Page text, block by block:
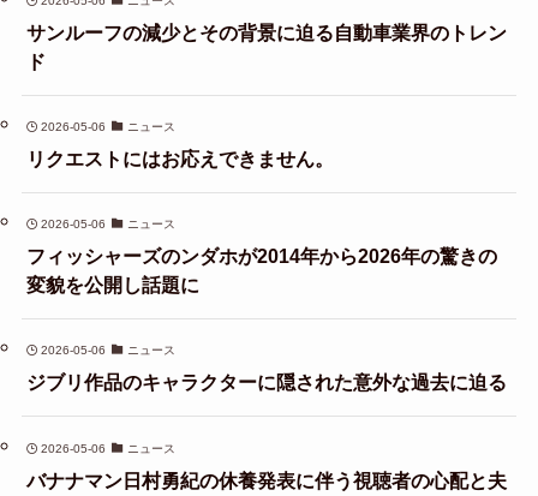
サンルーフの減少とその背景に迫る自動車業界のトレン
ド
2026-05-06 ニュース
リクエストにはお応えできません。
2026-05-06 ニュース
フィッシャーズのンダホが2014年から2026年の驚きの
変貌を公開し話題に
2026-05-06 ニュース
ジブリ作品のキャラクターに隠された意外な過去に迫る
2026-05-06 ニュース
バナナマン日村勇紀の休養発表に伴う視聴者の心配と夫